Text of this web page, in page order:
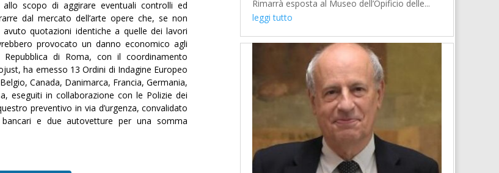
scopo di aggirare eventuali controlli ed
dal mercato dell’arte opere che, se non
quotazioni identiche a quelle dei lavori
provocato un danno economico agli
di Roma, con il coordinamento
ha emesso 13 Ordini di Indagine Europeo
Canada, Danimarca, Francia, Germania,
eseguiti in collaborazione con le Polizie dei
preventivo in via d’urgenza, convalidato
e due autovetture per una somma
Rimarrà esposta al Museo dell’Opificio delle...
leggi tutto